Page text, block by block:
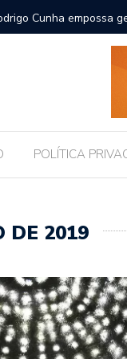
Massa transforma a
de Maceió
POLÍTICA
DE 2019